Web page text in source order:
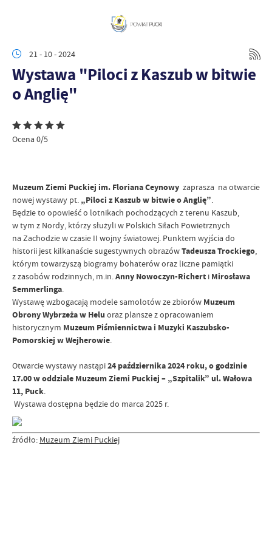
21 - 10 - 2024
Wystawa "Piloci z Kaszub w bitwie
o Anglię"
Ocena 0/5
Muzeum Ziemi Puckiej im. Floriana Ceynowy zaprasza na otwarcie
nowej wystawy pt. „Piloci z Kaszub w bitwie o Anglię”.
Będzie to opowieść o lotnikach pochodzących z terenu Kaszub,
w tym z Nordy, którzy służyli w Polskich Siłach Powietrznych
na Zachodzie w czasie II wojny światowej. Punktem wyjścia do
historii jest kilkanaście sugestywnych obrazówTadeusza Trockiego,
którym towarzyszą biogramy bohaterów oraz liczne pamiątki
z zasobów rodzinnych, m.in.Anny Nowoczyn-Richert i Mirosława
Semmerlinga.
Wystawę wzbogacają modele samolotów ze zbiorów Muzeum
Obrony Wybrzeża w Helu oraz plansze z opracowaniem
historycznym Muzeum Piśmiennictwa i Muzyki Kaszubsko-
Pomorskiej w Wejherowie.
Otwarcie wystawy nastąpi24 października 2024 roku, o godzinie
17.00 w oddziale Muzeum Ziemi Puckiej – „Szpitalik” ul. Wałowa
11, Puck.
Wystawa dostępna będzie do marca 2025 r.
źródło: Muzeum Ziemi Puckiej